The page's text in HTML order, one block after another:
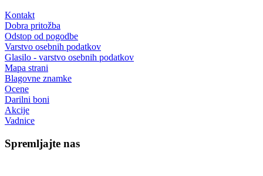
Kontakt
Dobra pritožba
Odstop od pogodbe
Varstvo osebnih podatkov
Glasilo - varstvo osebnih podatkov
Mapa strani
Blagovne znamke
Ocene
Darilni boni
Akcije
Vadnice
Spremljajte nas